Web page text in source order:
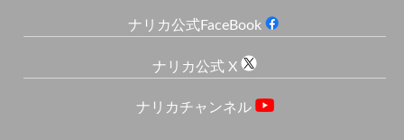
ナリカ公式FaceBook
ナリカ公式 X
ナリカチャンネル